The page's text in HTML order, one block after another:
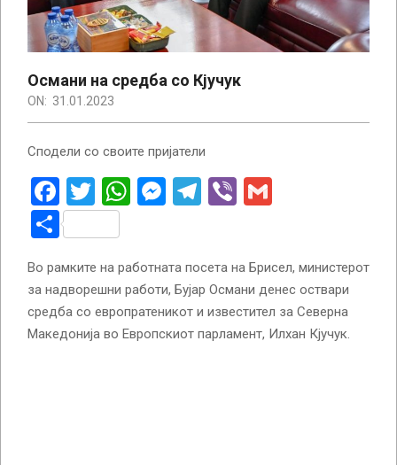
Османи на средба со Кјучук
ON: 31.01.2023
Сподели со своите пријатели
Facebook
Twitter
WhatsApp
Messenger
Telegram
Viber
Share
Во рамките на работната посета на Брисел, министерот
за надворешни работи, Бујар Османи денес оствари
средба со европратеникот и известител за Северна
Македонија во Европскиот парламент, Илхан Кјучук.